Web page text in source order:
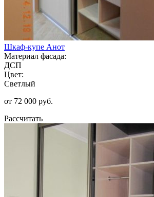
Шкаф-купе Анот
Материал фасада:
ДСП
Цвет:
Светлый
от 72 000 руб.
Рассчитать